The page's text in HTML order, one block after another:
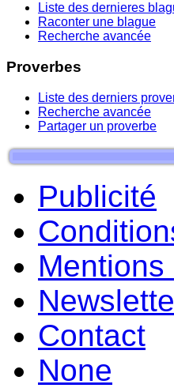
Liste des dernieres
Raconter une blague
Recherche avancée
Proverbes
Liste des derniers
Recherche avancée
Partager un proverbe
Publicité
Mentions
Contact
None